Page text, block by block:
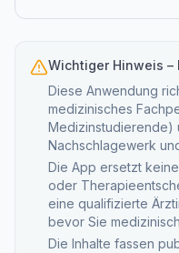
Wichtiger Hinweis –
Diese Anwendung
medizinisches
Medizinstudierende)
Nachschlagewerk
Die App ersetzt
oder
eine qualifizierte
bevor Sie
Die Inhalte fassen